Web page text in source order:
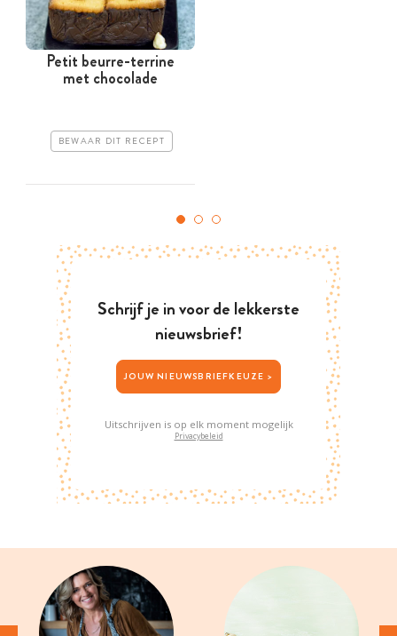
Petit beurre-terrine
met chocolade
BEWAAR DIT RECEPT
Schrijf je in voor de lekkerste
nieuwsbrief!
JOUW NIEUWSBRIEFKEUZE >
Uitschrijven is op elk moment mogelijk
Privacybeleid